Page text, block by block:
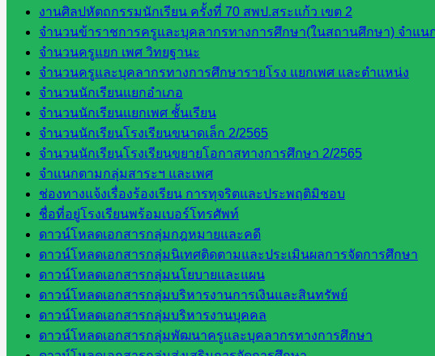
งานศิลปหัตถกรรมนักเรียน ครั้งที่ 70 สพป.สระแก้ว เขต 2
จำนวนข้าราชการครูและบุคลากรทางการศึกษา(ในสถานศึกษา) จำแน
จำนวนครูแยก เพศ วิทยฐานะ
จำนวนครูและบุคลากรทางการศึกษารายโรง แยกเพศ และตำแหน่ง
จำนวนนักเรียนแยกอำเภอ
จำนวนนักเรียนแยกเพศ ชั้นเรียน
จำนวนนักเรียนโรงเรียนขนาดเล็ก 2/2565
จำนวนนักเรียนโรงเรียนขยายโอกาสทางการศึกษา 2/2565
จำแนกตามกลุ่มสาระฯ และเพศ
ช่องทางแจ้งเรื่องร้องเรียน การทุจริตและประพฤติมิชอบ
ชื่อที่อยู่โรงเรียนพร้อมเบอร์โทรศัพท์
ดาวน์โหลดเอกสารกลุ่มกฎหมายและคดี
ดาวน์โหลดเอกสารกลุ่มนิเทศติดตามและประเมินผลการจัดการศึกษา
ดาวน์โหลดเอกสารกลุ่มนโยบายและแผน
ดาวน์โหลดเอกสารกลุ่มบริหารงานการเงินและสินทรัพย์
ดาวน์โหลดเอกสารกลุ่มบริหารงานบุคคล
ดาวน์โหลดเอกสารกลุ่มพัฒนาครูและบุคลากรทางการศึกษา